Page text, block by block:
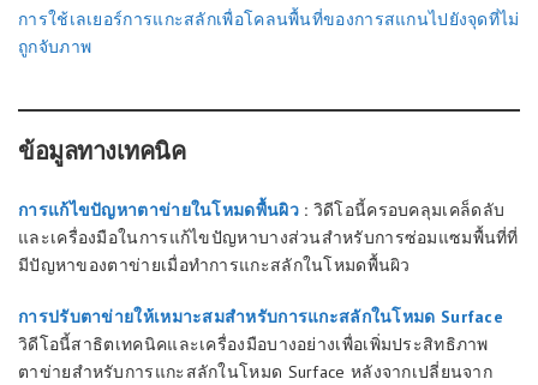
การใช้เลเยอร์การแกะสลักเพื่อโคลนพื้นที่ของการสแกนไปยังจุดที่ไม่
ถูกจับภาพ
ข้อมูลทางเทคนิค
การแก้ไขปัญหาตาข่ายในโหมดพื้นผิว: วิดีโอนี้ครอบคลุมเคล็ดลับ
และเครื่องมือในการแก้ไขปัญหาบางส่วนสำหรับการซ่อมแซมพื้นที่ที่
มีปัญหาของตาข่ายเมื่อทำการแกะสลักในโหมดพื้นผิว
การปรับตาข่ายให้เหมาะสมสำหรับการแกะสลักในโหมด Surface
วิดีโอนี้สาธิตเทคนิคและเครื่องมือบางอย่างเพื่อเพิ่มประสิทธิภาพ
ตาข่ายสำหรับการแกะสลักในโหมด Surface หลังจากเปลี่ยนจาก